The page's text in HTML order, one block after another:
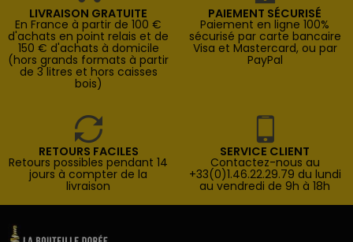
LIVRAISON GRATUITE
En France à partir de 100 €
d'achats en point relais et de
150 € d'achats à domicile
(hors grands formats à partir
de 3 litres et hors caisses
bois)
PAIEMENT SÉCURISÉ
Paiement en ligne 100%
sécurisé par carte bancaire
Visa et Mastercard, ou par
PayPal
RETOURS FACILES
Retours possibles pendant 14
jours à compter de la
livraison
SERVICE CLIENT
Contactez-nous au
+33(0)1.46.22.29.79 du lundi
au vendredi de 9h à 18h